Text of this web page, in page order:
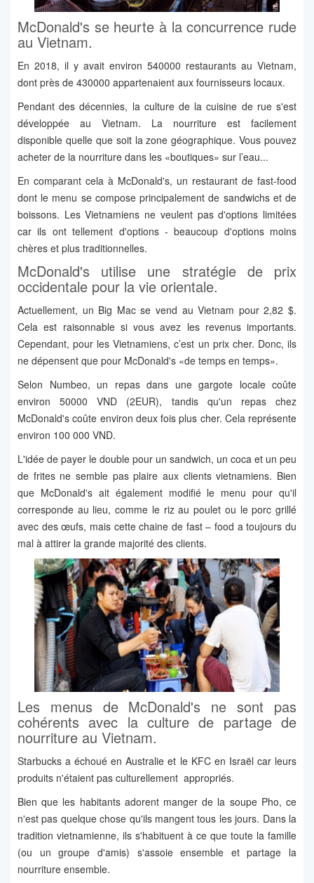
McDonald's se heurte à la concurrence rude
au Vietnam.
En 2018, il y avait environ 540000 restaurants au Vietnam,
dont près de 430000 appartenaient aux fournisseurs locaux.
Pendant des décennies, la culture de la cuisine de rue s'est
développée au Vietnam. La nourriture est facilement
disponible quelle que soit la zone géographique. Vous pouvez
acheter de la nourriture dans les «boutiques» sur l’eau...
En comparant cela à McDonald's, un restaurant de fast-food
dont le menu se compose principalement de sandwichs et de
boissons. Les Vietnamiens ne veulent pas d'options limitées
car ils ont tellement d'options - beaucoup d'options moins
chères et plus traditionnelles.
McDonald's utilise une stratégie de prix
occidentale pour la vie orientale.
Actuellement, un Big Mac se vend au Vietnam pour 2,82 $.
Cela est raisonnable si vous avez les revenus importants.
Cependant, pour les Vietnamiens, c’est un prix cher. Donc, ils
ne dépensent que pour McDonald's «de temps en temps».
Selon Numbeo, un repas dans une gargote locale coûte
environ 50000 VND (2EUR), tandis qu'un repas chez
McDonald's coûte environ deux fois plus cher. Cela représente
environ 100 000 VND.
L'idée de payer le double pour un sandwich, un coca et un peu
de frites ne semble pas plaire aux clients vietnamiens. Bien
que McDonald's ait également modifié le menu pour qu'il
corresponde au lieu, comme le riz au poulet ou le porc grillé
avec des œufs, mais cette chaine de fast – food a toujours du
mal à attirer la grande majorité des clients.
Les menus de McDonald's ne sont pas
cohérents avec la culture de partage de
nourriture au Vietnam.
Starbucks a échoué en Australie et le KFC en Israël car leurs
produits n'étaient pas culturellement appropriés.
Bien que les habitants adorent manger de la soupe Pho, ce
n'est pas quelque chose qu'ils mangent tous les jours. Dans la
tradition vietnamienne, ils s'habituent à ce que toute la famille
(ou un groupe d'amis) s'assoie ensemble et partage la
nourriture ensemble.